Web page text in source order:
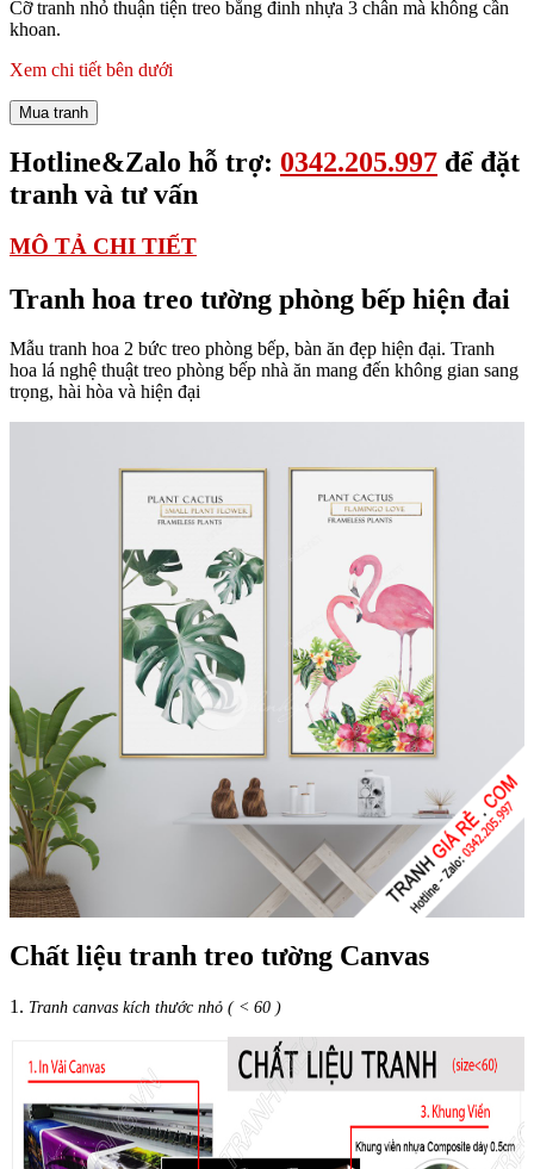
Cỡ tranh nhỏ thuận tiện treo bằng đinh nhựa 3 chân mà không cần
khoan.
Xem chi tiết bên dưới
Mua tranh
Hotline&Zalo hỗ trợ: 0342.205.997 để đặt
tranh và tư vấn
MÔ TẢ CHI TIẾT
Tranh hoa treo tường phòng bếp hiện đai
Mẫu tranh hoa 2 bức treo phòng bếp, bàn ăn đẹp hiện đại. Tranh
hoa lá nghệ thuật treo phòng bếp nhà ăn mang đến không gian sang
trọng, hài hòa và hiện đại
Chất liệu tranh treo tường Canvas
1. Tranh canvas kích thước nhỏ ( < 60 )